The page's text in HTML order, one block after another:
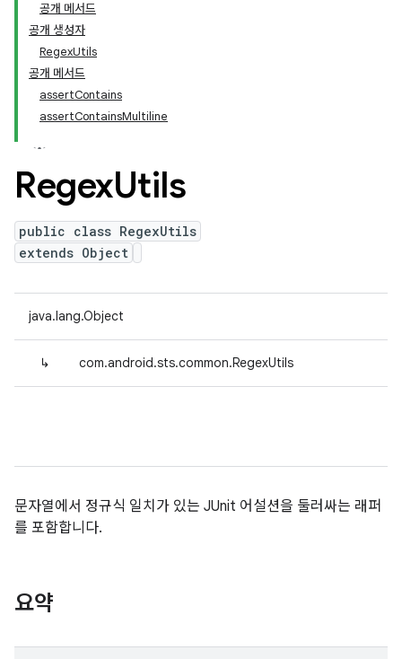
공개 메서드
공개 생성자
RegexUtils
공개 메서드
assertContains
assertContainsMultiline
RegexUtils
public class RegexUtils
extends Object
java.lang.Object
↳ com.android.sts.common.RegexUtils
문자열에서 정규식 일치가 있는 JUnit 어설션을 둘러싸는 래퍼
를 포함합니다.
요약